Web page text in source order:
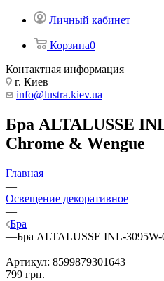
Личный кабинет
Корзина0
Контактная информация
г. Киев
info@lustra.kiev.ua
Бра ALTALUSSE
Chrome & Wengue
Главная
—
Освещение декоративное
—
Бра
—Бра ALTALUSSE INL-3095W-
Артикул: 8599879301643
799 грн.